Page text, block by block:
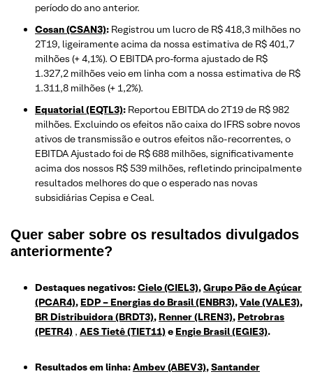
período do ano anterior.
Cosan (CSAN3): Registrou um lucro de R$ 418,3 milhões no
2T19, ligeiramente acima da nossa estimativa de R$ 401,7
milhões (+ 4,1%). O EBITDA pro-forma ajustado de R$
1.327,2 milhões veio em linha com a nossa estimativa de R$
1.311,8 milhões (+ 1,2%).
Equatorial (EQTL3): Reportou EBITDA do 2T19 de R$ 982
milhões. Excluindo os efeitos não caixa do IFRS sobre novos
ativos de transmissão e outros efeitos não-recorrentes, o
EBITDA Ajustado foi de R$ 688 milhões, significativamente
acima dos nossos R$ 539 milhões, refletindo principalmente
resultados melhores do que o esperado nas novas
subsidiárias Cepisa e Ceal.
Quer saber sobre os resultados divulgados
anteriormente?
Destaques negativos:Cielo (CIEL3),Grupo Pão de Açúcar
(PCAR4), EDP – Energias do Brasil (ENBR3),Vale (VALE3),
BR Distribuidora (BRDT3), Renner (LREN3), Petrobras
(PETR4) , AES Tietê (TIET11)e Engie Brasil (EGIE3).
Resultados em linha:Ambev (ABEV3),Santander